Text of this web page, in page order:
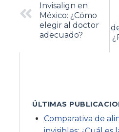
Invisalign en
México: ¿Cómo
elegir al doctor
adecuado?
ÚLTIMAS
Comparativa de